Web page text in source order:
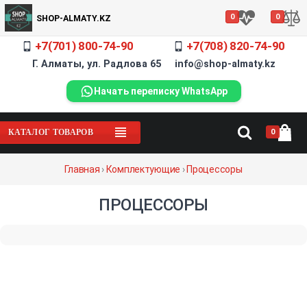
SHOP-ALMATY.KZ 0 0
+7(701) 800-74-90 +7(708) 820-74-90
Г. Алматы, ул. Радлова 65 info@shop-almaty.kz
Начать переписку WhatsApp
КАТАЛОГ ТОВАРОВ 0
Главная ›Комплектующие ›Процессоры
ПРОЦЕССОРЫ